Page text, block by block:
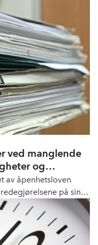
ved manglende
og
av åpenhetsloven
på sine
kontroll av